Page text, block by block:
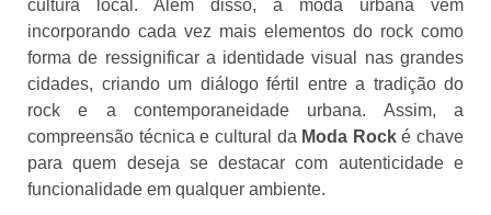
cultura local. Além disso, a moda urbana vem
incorporando cada vez mais elementos do rock como
forma de ressignificar a identidade visual nas grandes
cidades, criando um diálogo fértil entre a tradição do
rock e a contemporaneidade urbana. Assim, a
compreensão técnica e cultural da Moda Rocké chave
para quem deseja se destacar com autenticidade e
funcionalidade em qualquer ambiente.